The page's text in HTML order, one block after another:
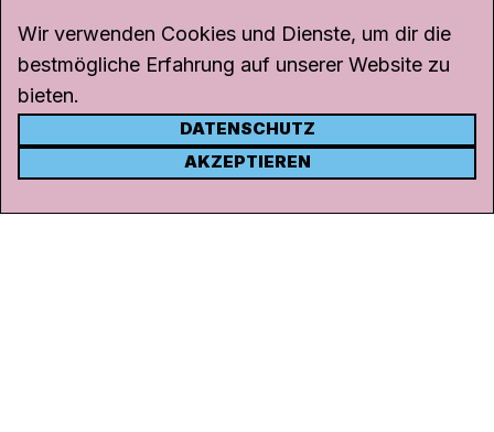
KONTAKT
Rohrerstrasse 20
Wir verwenden Cookies und Dienste, um dir die
bestmögliche Erfahrung auf unserer Website zu
bieten.
DATENSCHUTZ
AKZEPTIEREN